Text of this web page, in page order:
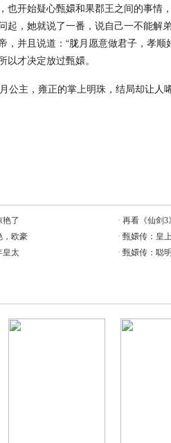
也开始疑心甄嬛和果郡王之间的事情
起，她就说了一番，说自己一不能解
，并且说道：“胧月愿意做君子，孝
才决定放过甄嬛。
艳了 · 再看《仙剑3
，欧豪 · 甄嬛传：皇
皇太 · 甄嬛传：聪